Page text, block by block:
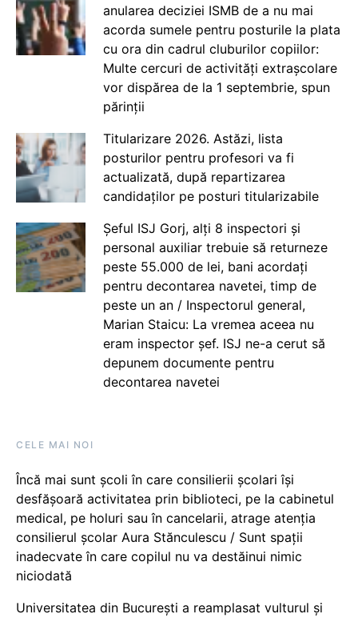
anularea deciziei ISMB de a nu mai
acorda sumele pentru posturile la plata
cu ora din cadrul cluburilor copiilor:
Multe cercuri de activități extrașcolare
vor dispărea de la 1 septembrie, spun
părinții
Titularizare 2026. Astăzi, lista
posturilor pentru profesori va fi
actualizată, după repartizarea
candidaților pe posturi titularizabile
Șeful ISJ Gorj, alți 8 inspectori și
personal auxiliar trebuie să returneze
peste 55.000 de lei, bani acordați
pentru decontarea navetei, timp de
peste un an / Inspectorul general,
Marian Staicu: La vremea aceea nu
eram inspector șef. ISJ ne-a cerut să
depunem documente pentru
decontarea navetei
CELE MAI NOI
Încă mai sunt școli în care consilierii școlari își
desfășoară activitatea prin biblioteci, pe la cabinetul
medical, pe holuri sau în cancelarii, atrage atenția
consilierul școlar Aura Stănculescu / Sunt spații
inadecvate în care copilul nu va destăinui nimic
niciodată
Universitatea din București a reamplasat vulturul și